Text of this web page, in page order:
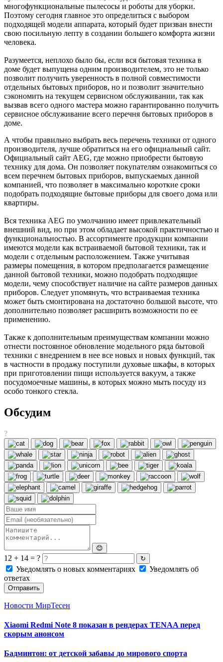
многофункциональные пылесосы и роботы для уборки.
Поэтому сегодня главное это определиться с выбором
подходящей модели аппарата, который будет призван внести
свою посильную лепту в создании большего комфорта жизни
человека.
Разумеется, неплохо было бы, если вся бытовая техника в
доме будет выпущена одним производителем, это не только
позволит получить уверенность в полной совместимости
отдельных бытовых приборов, но и позволит значительно
сэкономить на текущем сервисном обслуживании, так как
вызвав всего одного мастера можно гарантированно получить
сервисное обслуживание всего перечня бытовых приборов в
доме.
А чтобы правильно выбрать весь перечень техники от одного
производителя, лучше обратиться на его официальный сайт.
Официальный сайт AEG, где можно приобрести бытовую
технику для дома. Он позволяет покупателям ознакомиться со
всем перечнем бытовых приборов, выпускаемых данной
компанией, что позволяет в максимально короткие сроки
подобрать подходящие бытовые приборы для своего дома или
квартиры.
Вся техника AEG по умолчанию имеет привлекательный
внешний вид, но при этом обладает высокой практичностью и
функциональностью. В ассортименте продукции компании
имеются модели как встраиваемой бытовой техники, так и
модели с отдельным расположением. Также учитывая
размеры помещения, в котором предполагается размещение
данной бытовой техники, можно подобрать подходящие
модели, чему способствует наличие на сайте размеров данных
приборов. Следует упомянуть, что встраиваемая техника
может быть смонтирована на достаточно большой высоте, что
дополнительно позволяет расширить возможности по ее
применению.
Также к дополнительным преимуществам компании можно
отнести постоянное обновление модельного ряда бытовой
техники с внедрением в нее все новых и новых функций, так
в частности в продажу поступили духовые шкафы, в которых
при приготовлении пищи используется вакуум, а также
посудомоечные машины, в которых можно мыть посуду из
особо тонкого стекла.
Обсудим
?
😊
12 + 14 = ? ↻
Уведомлять о новых комментариях
Уведомлять об
ответах
Отправить
Новости МирТесен
Xiaomi Redmi Note 8 показан в рендерах TENAA перед
скорым анонсом
Бадминтон: от детской забавы до мирового спорта